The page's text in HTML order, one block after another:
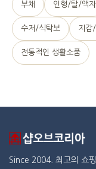
부채 인형/탈/액자
수저/식탁보 지갑
전통적인 생활소품
Since 2004. 최고의 쇼